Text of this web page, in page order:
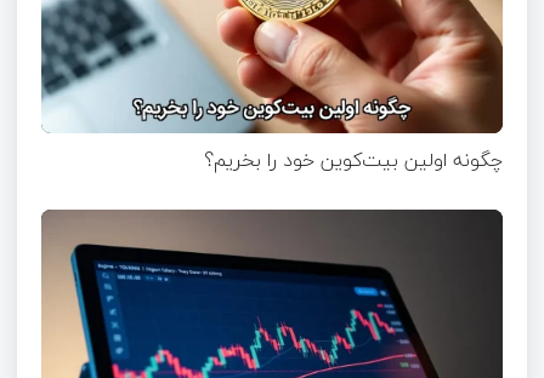
چگونه اولین بیت‌کوین خود را بخریم؟